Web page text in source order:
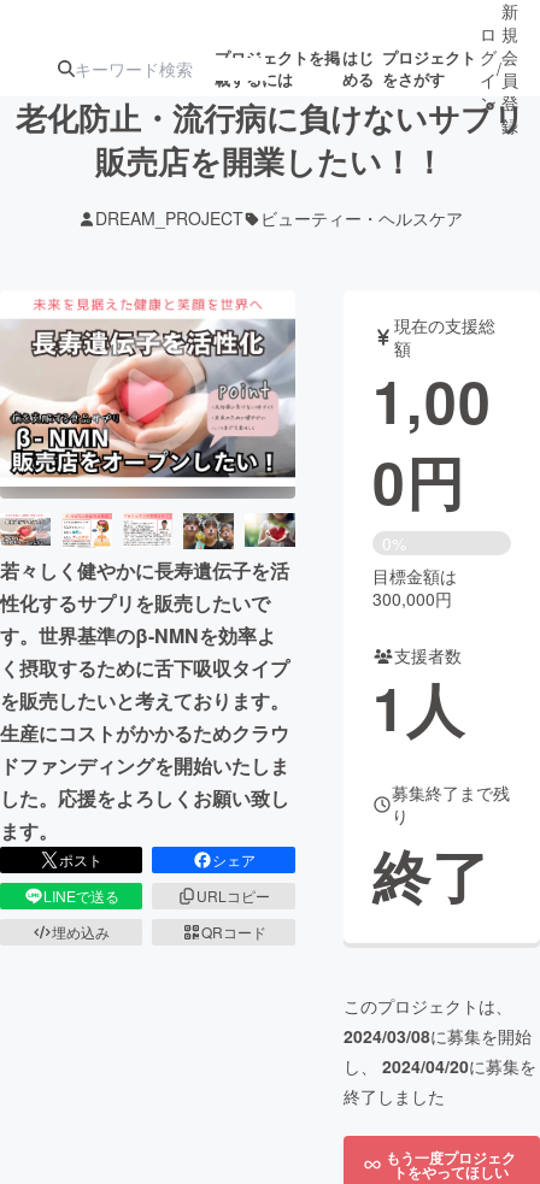
プロジェクトを掲
載するには
はじ
める
プロジェクト
をさがす
ターン
ジェクト
ロジェクト
されます
アート・写真 音楽
テクノロジー・ガジェット ゲーム・サ
映像・映画 書籍・雑誌
ビジネス・起業 チャレンジ
まちづくり・地域活性化
CAMPFIRE for Social Good
CAMPFIRE Creation
CAMPFIREふるさと納税
コミュニティ
ロ
グ
イ
ン
/
新
規
会
員
登
録
老化防止・流行病に負けないサプリ
販売店を開業したい！！
DREAM_PROJECT ビューティー・ヘルスケア
若々しく健やかに長寿遺伝子を活
性化するサプリを販売したいで
す。世界基準のβ-NMNを効率よ
く摂取するために舌下吸収タイプ
を販売したいと考えております。
生産にコストがかかるためクラウ
ドファンディングを開始いたしま
した。応援をよろしくお願い致し
ます。
ポスト
シェア
LINEで送る
URLコピー
埋め込み
QRコード
現在の支援総
額
1,00
0円
0%
目標金額は
300,000円
支援者数
1人
募集終了まで残
り
終了
このプロジェクトは、
2024/03/08に募集を開始
し、 2024/04/20に募集を
終了しました
もう一度プロジェク
トをやってほしい